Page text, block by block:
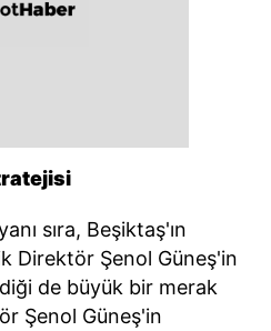
sıra, Beşiktaş'ın
Direktör Şenol Güneş'in
de büyük bir merak
Şenol Güneş'in